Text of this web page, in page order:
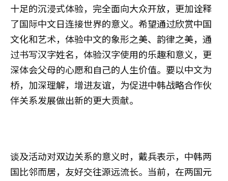
十足的沉浸式体验，完全面向大众开放，更加诠释
了国际中文日连接世界的意义。希望通过欣赏中国
文化和艺术，体验中文的象形之美、韵律之美，通
过书写汉字姓名，体验汉字使用的乐趣和意义，更
深体会父母的心愿和自己的人生价值。要以中文为
桥，加深理解，增进友谊，为促进中韩战略合作伙
伴关系发展做出新的更大贡献。
谈及活动对双边关系的意义时，戴兵表示，中韩两
国比邻而居，友好交往源远流长。当前，在两国元